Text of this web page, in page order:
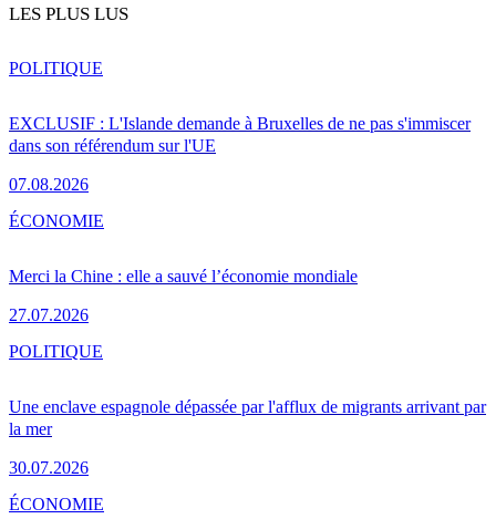
LES PLUS LUS
EXCLUSIF : L'Islande demande à Bruxelles de ne pas s'immiscer
dans son référendum sur l'UE
07.08.2026
POLITIQUE
Merci la Chine : elle a sauvé l’économie mondiale
27.07.2026
ÉCONOMIE
Une enclave espagnole dépassée par l'afflux de migrants arrivant par
la mer
30.07.2026
POLITIQUE
ÉCONOMIE